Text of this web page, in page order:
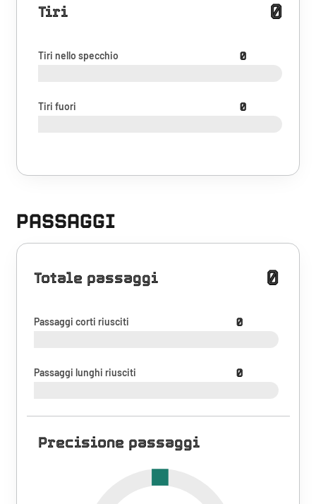
Tiri 0
Tiri nello specchio 0
Tiri fuori 0
PASSAGGI
Totale passaggi 0
Passaggi corti riusciti 0
Passaggi lunghi riusciti 0
Precisione passaggi